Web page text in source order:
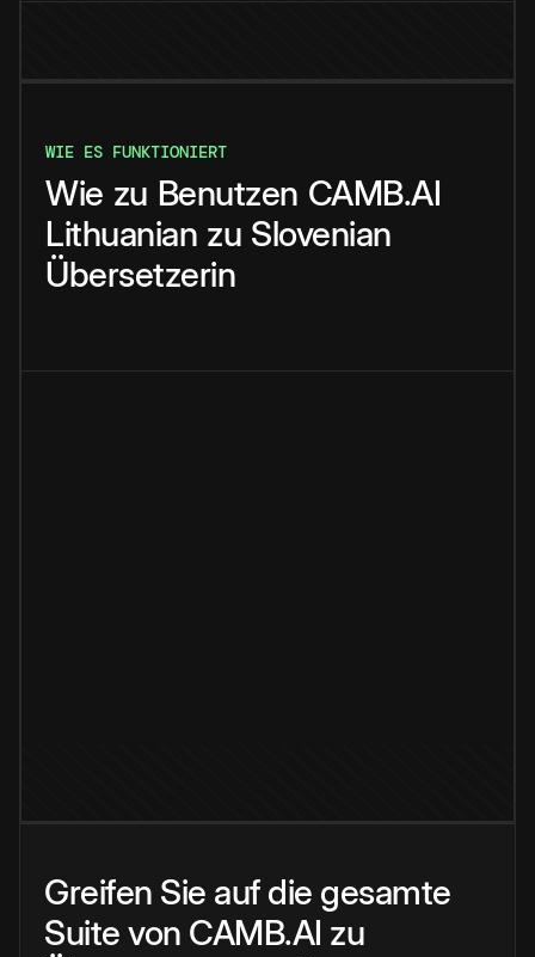
WIE ES FUNKTIONIERT
Wie zu Benutzen CAMB.AI
Lithuanian zu Slovenian
Übersetzerin
Greifen Sie auf die gesamte
Suite von CAMB.AI zu